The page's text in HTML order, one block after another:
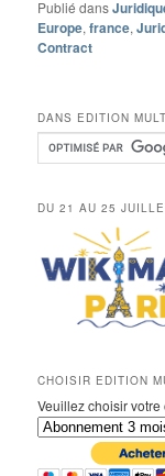
Publié dans
Europe,france,
Contract
DANS EDITION
DU 21 AU 25
CHOISIR EDITION
Veuillez choisir votre